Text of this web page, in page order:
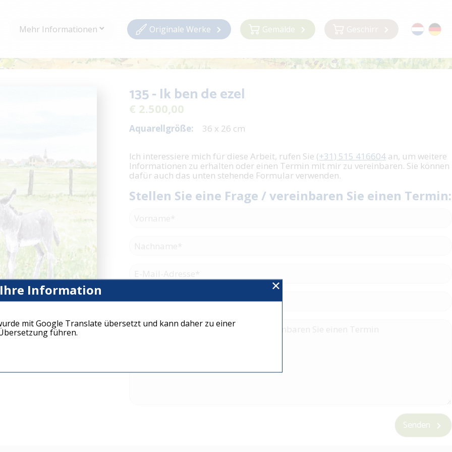
Mehr Informationen Originale Werke Gemälde Geschirr
135 - Ik ben de ezel
€ 2.500,00
Aquarellgröße: 36 x 26 cm
Ich interessiere mich für diese Arbeit, rufen Sie (+31) 515 416604 an, um weitere
Informationen zu erhalten oder einen Termin mit mir zu vereinbaren. Sie können
dafür auch das unten stehende Formular verwenden.
Stellen Sie eine Frage / vereinbaren Sie einen Termin:
Senden
Information
mit Google Translate übersetzt und kann daher zu einer
führen.